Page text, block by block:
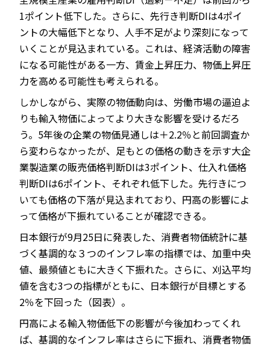
1ポイント低下した。さらに、先行き判断DIは4ポイ
ントの大幅低下となり、人手不足がより深刻になって
いくことが見込まれている。これは、経済活動の障害
になる可能性がある一方、賃金上昇圧力、物価上昇圧
力を高める可能性も考えられる。
しかしながら、実際の物価動向は、労働市場の逼迫よ
りも輸入物価によってより大きな影響を受けるだろ
う。5年後の企業の物価見通しは＋2.2％と前回調査か
ら変わらなかったが、足もとの価格の動きを示す大企
業製造業の販売価格判断DIは3ポイント、仕入れ価格
判断DIは6ポイント、それぞれ低下した。先行きにつ
いても価格の下落が見込まれており、円高の影響によ
って価格が下振れていることが確認できる。
日本銀行が9月25日に発表した、消費者物価統計に基
づく基調的な３つのインフレ率の指標では、加重中央
値、最頻値ともに大きく下振れた。さらに、刈込平均
値を含む3つの指標がともに、日本銀行が目標とする
2％を下回った（図表）。
円高による輸入物価低下の影響が今後加わってくれ
ば、基調的なインフレ率はさらに下振れ、消費者物価